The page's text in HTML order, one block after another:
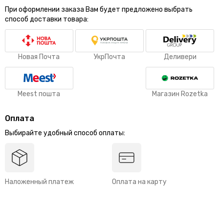
При оформлении заказа Вам будет предложено выбрать
способ доставки товара:
Новая Почта УкрПочта Деливери
Meest пошта Магазин Rozetka
Оплата
Выбирайте удобный способ оплаты:
Наложенный платеж Оплата на карту